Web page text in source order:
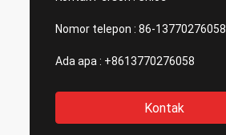
Nomor telepon : 86-13770276058
Ada apa : +8613770276058
Kontak